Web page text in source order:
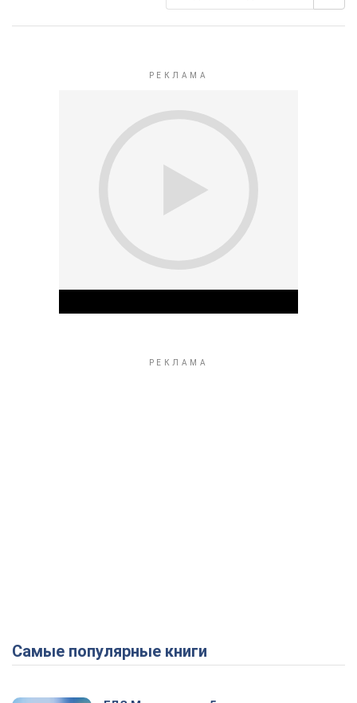
Самые популярные книги